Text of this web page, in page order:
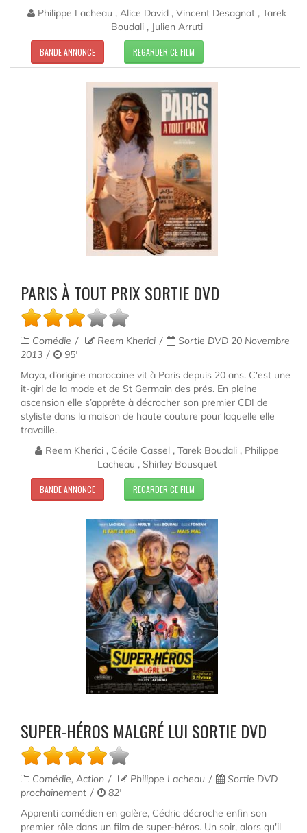
Philippe Lacheau , Alice David , Vincent Desagnat , Tarek
Boudali , Julien Arruti
BANDE ANNONCE REGARDER CE FILM
PARIS À TOUT PRIX SORTIE DVD
Comédie Reem Kherici
Sortie DVD 20 Novembre
2013
95'
Maya, d’origine marocaine vit à Paris depuis 20 ans. C'est une
it-girl de la mode et de St Germain des prés. En pleine
ascension elle s’apprête à décrocher son premier CDI de
styliste dans la maison de haute couture pour laquelle elle
travaille.
Reem Kherici , Cécile Cassel , Tarek Boudali , Philippe
Lacheau , Shirley Bousquet
BANDE ANNONCE REGARDER CE FILM
SUPER-HÉROS MALGRÉ LUI SORTIE DVD
Comédie, Action Philippe Lacheau
Sortie DVD
prochainement
82'
Apprenti comédien en galère, Cédric décroche enfin son
premier rôle dans un film de super-héros. Un soir, alors qu'il